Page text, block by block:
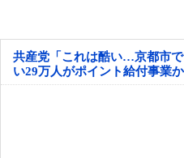
共産党「これは酷い…京都市
い29万人がポイント給付事業か